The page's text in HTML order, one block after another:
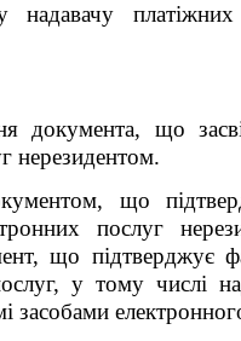
надавачу
документа, що
нерезидентом.
що
послуг
що підтверджує
у тому числі
засобами